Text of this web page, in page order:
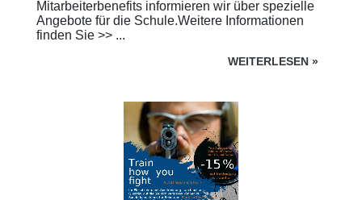
Mitarbeiterbenefits informieren wir über spezielle
Angebote für die Schule.Weitere Informationen
finden Sie >> ...
WEITERLESEN »